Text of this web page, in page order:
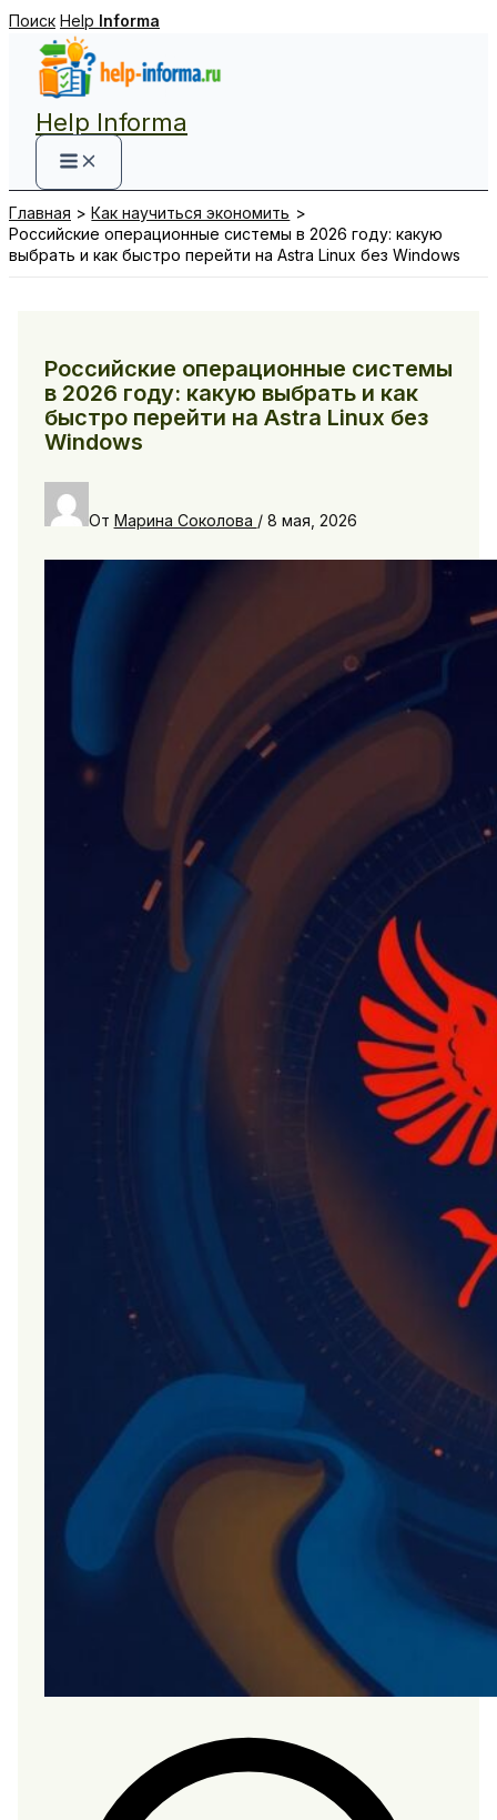
Перейти
содержимому
Поиск Help Informa
Help Informa
Главная
Как научиться экономить
Российские операционные системы в 2026 году: какую
выбрать и как быстро перейти на Astra Linux без Windows
Российские операционные системы
в 2026 году: какую выбрать и как
быстро перейти на Astra Linux без
Windows
От Марина Соколова / 8 мая, 2026